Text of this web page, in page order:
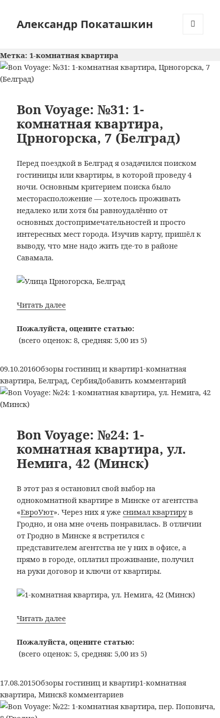
Александр Покаташкин
Метка: 1-комнатная квартира
Bon Voyage: №31: 1-
комнатная квартира,
Црногорска, 7 (Белград)
Перед поездкой в Белград я озадачился поиском
гостиницы или квартиры, в которой проведу 4
ночи. Основным критерием поиска было
месторасположение — хотелось проживать
недалеко или хотя бы равноудалённо от
основных достопримечательностей и просто
интересных мест города. Изучив карту, пришёл к
выводу, что мне надо жить где-то в районе
Савамала.
Читать далееBon
№31:
1-
Црногорска,
7
(Белград)
Пожалуйста, оцените статью:
(всего оценок: 8, средняя: 5,00 из 5)
Опубликовано
09.10.2016Рубрики
Обзоры гостиниц и квартирМетки
1-комнатная
квартира, Белград, СербияДобавить комментарийк
записи
(Белград)
Bon Voyage: №24: 1-
комнатная квартира, ул.
Немига, 42 (Минск)
В этот раз я остановил свой выбор на
однокомнатной квартире в Минске от агентства
«ЕвроУют». Через них я ужеснимал квартирув
Гродно, и она мне очень понравилась. В отличии
от Гродно в Минске я встретился с
представителем агентства не у них в офисе, а
прямо в городе, оплатил проживание, получил
на руки договор и ключи от квартиры.
Читать далееBon
№24:
1-
ул.
Немига,
42
Пожалуйста, оцените статью:
(всего оценок: 5, средняя: 5,00 из 5)
Опубликовано
17.08.2015Рубрики
Обзоры гостиниц и квартирМетки
1-комнатная
квартира, Минск8 комментариев
записи